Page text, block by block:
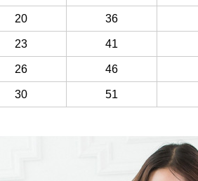
20 36
23 41
26 46
30 51